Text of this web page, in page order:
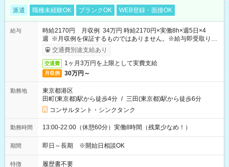
派遣 職種未経験OK ブランクOK WEB登録・面接OK
給与
時給2170円 月収例 34万円 時給2170円×実働8h×週5日×4
週 ※月収例を保証するものではありません。※給与即受取りサ
ービス利用可（利用条件有）
交通費別途支給あり
交通費 1ヶ月3万円を上限として実費支給
月収例 30万円～
勤務地
東京都港区
田町(東京都)駅から徒歩4分 / 三田(東京都)駅から徒歩6分
コンサルタント・シンクタンク
勤務時間 13:00-22:00（休憩60分）実働8時間（残業少なめ！）
期間 即日～長期 ※開始日相談OK
特徴 履歴書不要